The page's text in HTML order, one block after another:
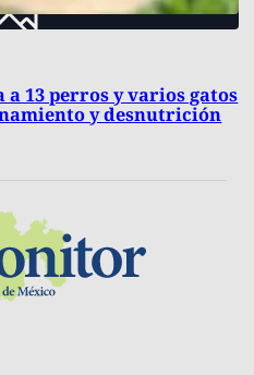
13 perros y varios gatos
y desnutrición